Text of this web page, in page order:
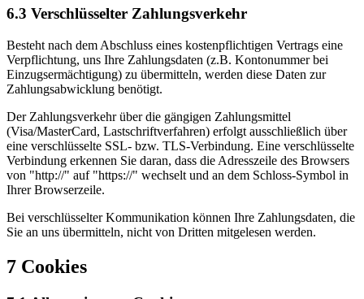
6.3 Verschlüsselter Zahlungsverkehr
Besteht nach dem Abschluss eines kostenpflichtigen Vertrags eine
Verpflichtung, uns Ihre Zahlungsdaten (z.B. Kontonummer bei
Einzugsermächtigung) zu übermitteln, werden diese Daten zur
Zahlungsabwicklung benötigt.
Der Zahlungsverkehr über die gängigen Zahlungsmittel
(Visa/MasterCard, Lastschriftverfahren) erfolgt ausschließlich über
eine verschlüsselte SSL- bzw. TLS-Verbindung. Eine verschlüsselte
Verbindung erkennen Sie daran, dass die Adresszeile des Browsers
von "http://" auf "https://" wechselt und an dem Schloss-Symbol in
Ihrer Browserzeile.
Bei verschlüsselter Kommunikation können Ihre Zahlungsdaten, die
Sie an uns übermitteln, nicht von Dritten mitgelesen werden.
7 Cookies